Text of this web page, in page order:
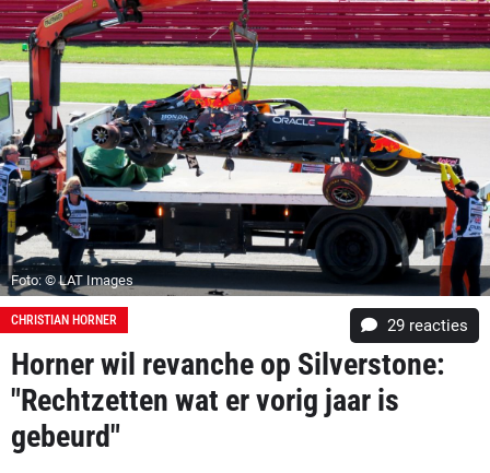
Foto: © LAT Images
CHRISTIAN HORNER 29 reacties
Horner wil revanche op Silverstone:
"Rechtzetten wat er vorig jaar is
gebeurd"